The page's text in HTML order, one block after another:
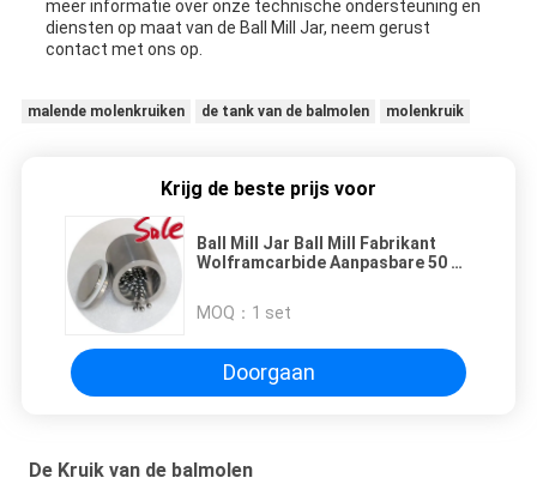
meer informatie over onze technische ondersteuning en
diensten op maat van de Ball Mill Jar, neem gerust
contact met ons op.
malende molenkruiken de tank van de balmolen molenkruik
Krijg de beste prijs voor
Ball Mill Jar Ball Mill Fabrikant
Wolframcarbide Aanpasbare 50 ml
MOQ： 1 set
Doorgaan
De Kruik van de balmolen